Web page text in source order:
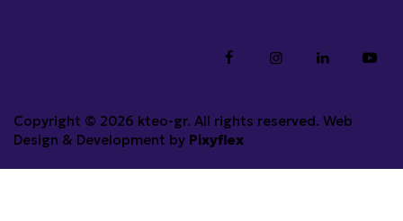
Copyright © 2026 kteo-gr. All rights reserved. Web
Design & Development by Pixyflex